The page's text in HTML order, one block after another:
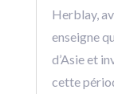
Herblay,
enseigne
d’Asie et
cette